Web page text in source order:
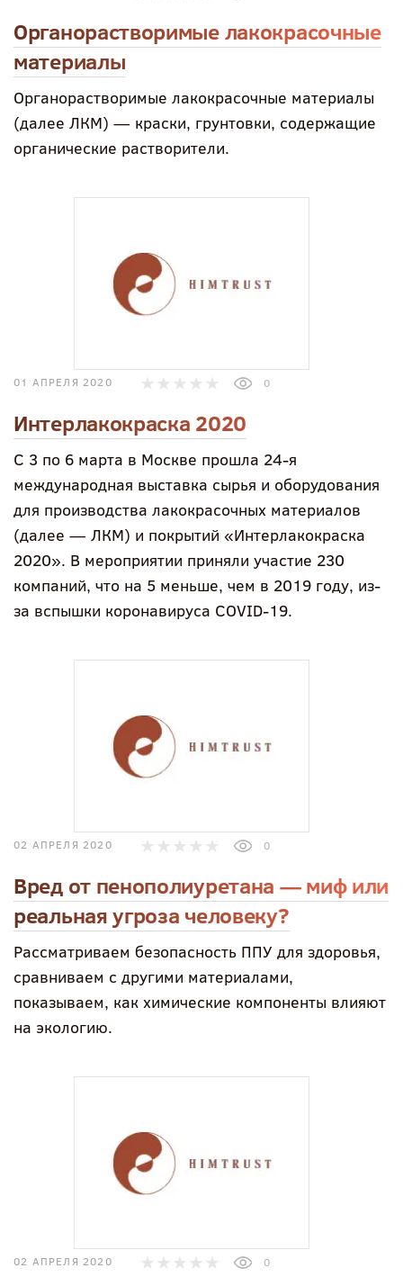
Органорастворимые лакокрасочные
материалы
Органорастворимые лакокрасочные материалы
(далее ЛКМ) — краски, грунтовки, содержащие
органические растворители.
01 АПРЕЛЯ 2020 0
Интерлакокраска 2020
С 3 по 6 марта в Москве прошла 24-я
международная выставка сырья и оборудования
для производства лакокрасочных материалов
(далее — ЛКМ) и покрытий «Интерлакокраска
2020». В мероприятии приняли участие 230
компаний, что на 5 меньше, чем в 2019 году, из-
за вспышки коронавируса COVID-19.
02 АПРЕЛЯ 2020 0
Вред от пенополиуретана — миф или
реальная угроза человеку?
Рассматриваем безопасность ППУ для здоровья,
сравниваем с другими материалами,
показываем, как химические компоненты влияют
на экологию.
02 АПРЕЛЯ 2020 0